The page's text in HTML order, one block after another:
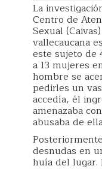
La
Centro de
Sexual
vallecaucana
este sujeto de
a 13 mujeres
hombre se
pedirles un
accedía, él
amenazaba
abusaba de
desnudas en
huía del lugar.